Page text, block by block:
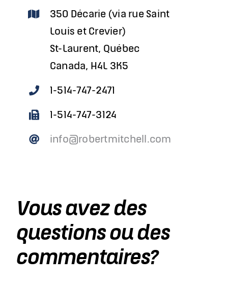
350 Décarie (via rue Saint
Louis et Crevier)
St-Laurent, Québec
Canada, H4L 3K5
1-514-747-2471
1-514-747-3124
info@robertmitchell.com
Vous avez des
questions ou des
commentaires?